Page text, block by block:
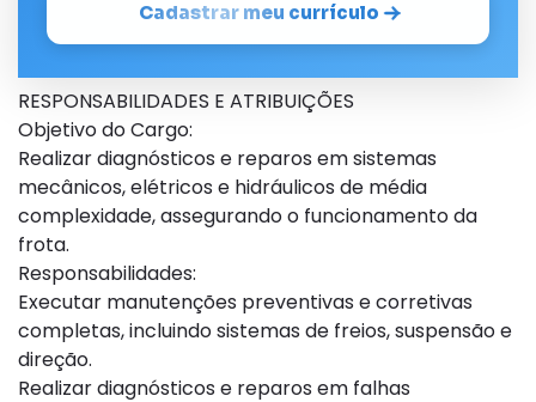
Cadastrar meu currículo
RESPONSABILIDADES E ATRIBUIÇÕES
Objetivo do Cargo:
Realizar diagnósticos e reparos em sistemas
mecânicos, elétricos e hidráulicos de média
complexidade, assegurando o funcionamento da
frota.
Responsabilidades:
Executar manutenções preventivas e corretivas
completas, incluindo sistemas de freios, suspensão e
direção.
Realizar diagnósticos e reparos em falhas